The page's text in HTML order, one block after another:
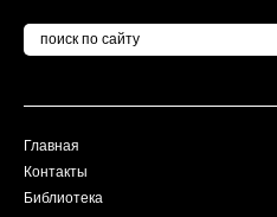
Главная
Контакты
Библиотека